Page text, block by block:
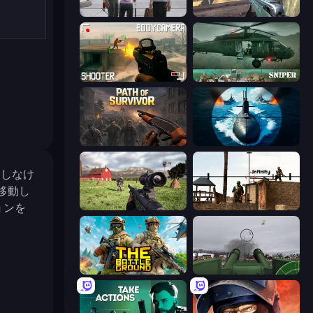
なけ
動し
を
Sniper Mission
BodyCamera Shooter SNIPER
Path of Survivor Ships Battlefield 3D
Dead Zed Lethal Sniper 3D: Army Soldier
The Battleground Flakmeister